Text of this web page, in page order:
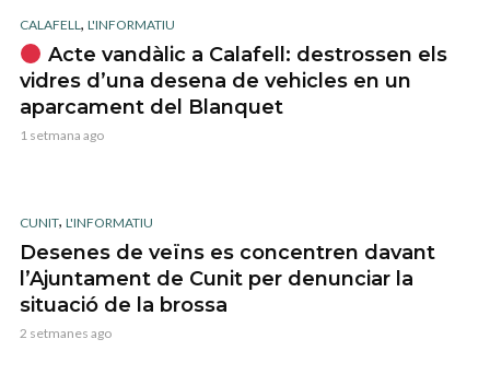
CALAFELL, L'INFORMATIU
Acte vandàlic a Calafell: destrossen els
vidres d’una desena de vehicles en un
aparcament del Blanquet
1 setmana ago
CUNIT, L'INFORMATIU
Desenes de veïns es concentren davant
l’Ajuntament de Cunit per denunciar la
situació de la brossa
2 setmanes ago